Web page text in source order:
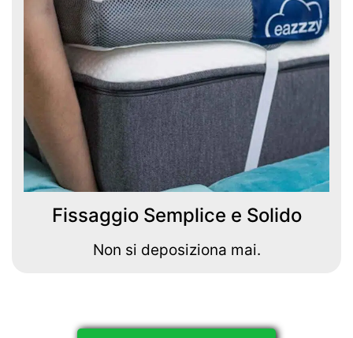
Fissaggio Semplice e Solido
Non si deposiziona mai.